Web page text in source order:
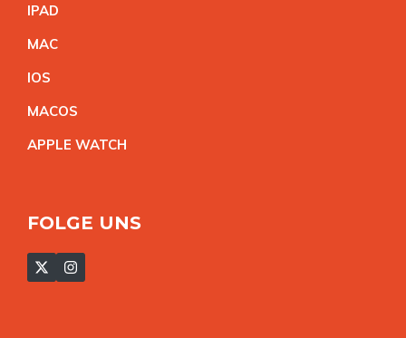
IPAD
MAC
IOS
MACOS
APPLE WATCH
FOLGE UNS